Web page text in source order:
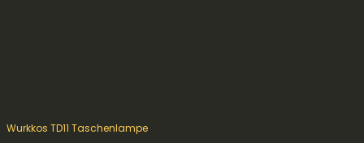
Wurkkos TD11 Taschenlampe